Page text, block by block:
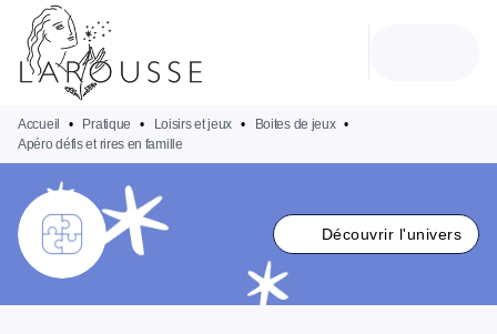
MENU
PIED DE PAGE
Accueil • Pratique • Loisirs et jeux • Boites de jeux •
Apéro défis et rires en famille
Découvrir l'univers